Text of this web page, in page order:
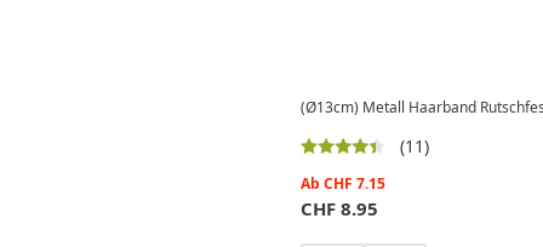
(Ø13cm) Metall Haarband
(11)
Ab CHF 7.15
CHF 8.95